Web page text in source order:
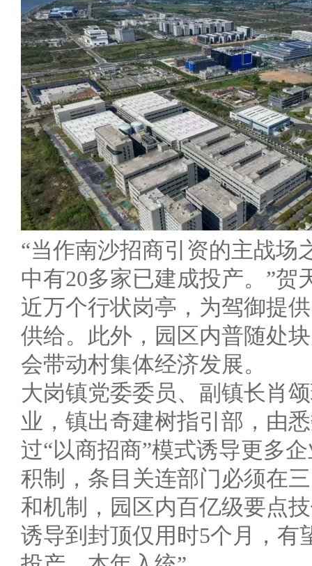
“当作南沙招商引资的主战场
中有20多家已建成投产。”
近万个行状岗亭，为驾御提
供给。此外，园区内普随处
会带动村集体经济发展。
大岗镇党委委员、副镇长肖
业，镇出奇建树指引部，由
过“以商招商”模式诱导更多
积制，条目关连部门必须在
和机制，园区内百亿级要点
诱导到封顶仅用时5个月，有